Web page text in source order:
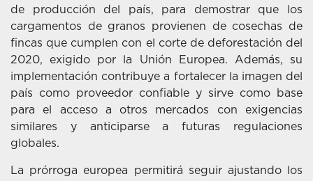
de producción del país, para demostrar que los
cargamentos de granos provienen de cosechas de
fincas que cumplen con el corte de deforestación del
2020, exigido por la Unión Europea. Además, su
implementación contribuye a fortalecer la imagen del
país como proveedor confiable y sirve como base
para el acceso a otros mercados con exigencias
similares y anticiparse a futuras regulaciones
globales.
La prórroga europea permitirá seguir ajustando los